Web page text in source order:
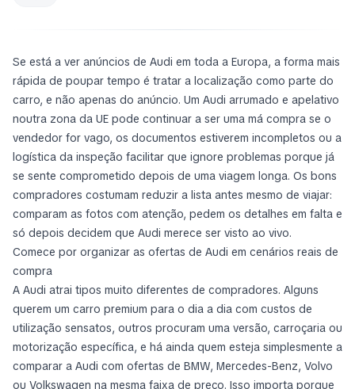
Se está a ver anúncios de Audi em toda a Europa, a forma mais
rápida de poupar tempo é tratar a localização como parte do
carro, e não apenas do anúncio. Um Audi arrumado e apelativo
noutra zona da UE pode continuar a ser uma má compra se o
vendedor for vago, os documentos estiverem incompletos ou a
logística da inspeção facilitar que ignore problemas porque já
se sente comprometido depois de uma viagem longa. Os bons
compradores costumam reduzir a lista antes mesmo de viajar:
comparam as fotos com atenção, pedem os detalhes em falta e
só depois decidem que Audi merece ser visto ao vivo.
Comece por organizar as ofertas de Audi em cenários reais de
compra
A Audi atrai tipos muito diferentes de compradores. Alguns
querem um carro premium para o dia a dia com custos de
utilização sensatos, outros procuram uma versão, carroçaria ou
motorização específica, e há ainda quem esteja simplesmente a
comparar a Audi com ofertas de BMW, Mercedes-Benz, Volvo
ou Volkswagen na mesma faixa de preço. Isso importa porque